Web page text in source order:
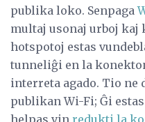
publika loko. Senpaga
multaj usonaj urboj kaj
hotspotoj estas
tunneliĝi en la
interreta agado. Tio ne
publikan Wi-Fi; Ĝi
helpas vin redukti la